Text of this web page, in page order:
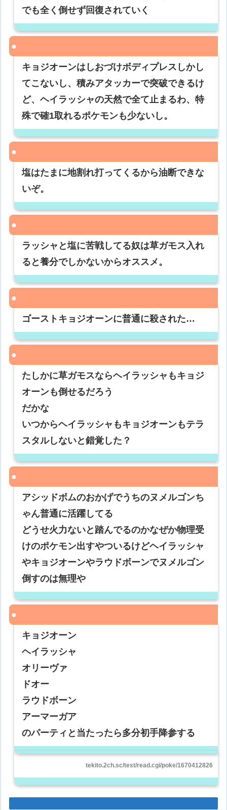
でも全く倒せず回復されていく
キョジオーンはしおづけボディプレスしかし
てこないし、積みアタッカーで突破できるけ
ど、ヘイラッシャの天然で全て止まるわ、特
殊で確1取れるポケモンも少ないし。
塩はたまに地割れ打ってくるから油断できな
いぞ。
ラッシャと塩に苦戦してる奴は草ガモス入れ
ると養分でしかないからオススメ。
ゴーストキョジオーンに普通に殺された…
たしかに草ガモスならヘイラッシャもキョジ
オーンも倒せるだろう
だかな
いつからヘイラッシャもキョジオーンもテラ
スタルしないと錯覚した？
アシッドボムのおかげでうちのヌメルゴンち
ゃん普通に活躍してる
どうせ火力ないと踏んでるのかなぜか物理受
けのポケモン出すやついるけどヘイラッシャ
やキョジオーンやラウドボーンでヌメルゴン
倒すのは無理や
キョジオーン
ヘイラッシャ
オリーヴァ
ドオー
ラウドボーン
アーマーガア
のパーティと当たったら多分初手降参する
tekito.2ch.sc/test/read.cgi/poke/1670412826